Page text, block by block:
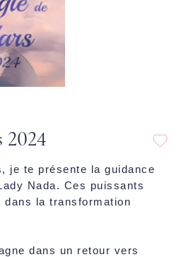
je te présente la guidance
Nada. Ces puissants
la transformation
dans un retour vers